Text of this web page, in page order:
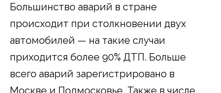
Большинство аварий в стране
происходит при столкновении двух
автомобилей — на такие случаи
приходится более 90% ДТП. Больше
всего аварий зарегистрировано в
Москве и Подмосковье. Также в числе